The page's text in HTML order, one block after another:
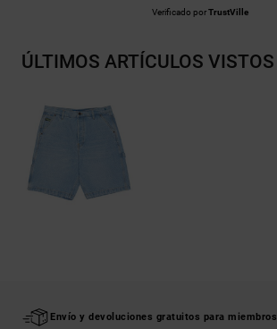
Verificado porTrustVille
ÚLTIMOS ARTÍCULOS VISTOS
Envío y devoluciones gratuitos para miembros